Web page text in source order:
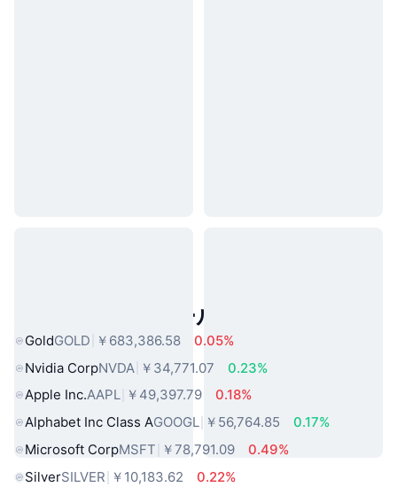
人気のリアルワールドアセット
GoldGOLD ￥683,386.58
0.05%
Nvidia CorpNVDA ￥34,771.07
0.23%
Apple Inc.AAPL ￥49,397.79
0.18%
Alphabet Inc Class AGOOGL ￥56,764.85
0.17%
Microsoft CorpMSFT ￥78,791.09
0.49%
SilverSILVER ￥10,183.62
0.22%